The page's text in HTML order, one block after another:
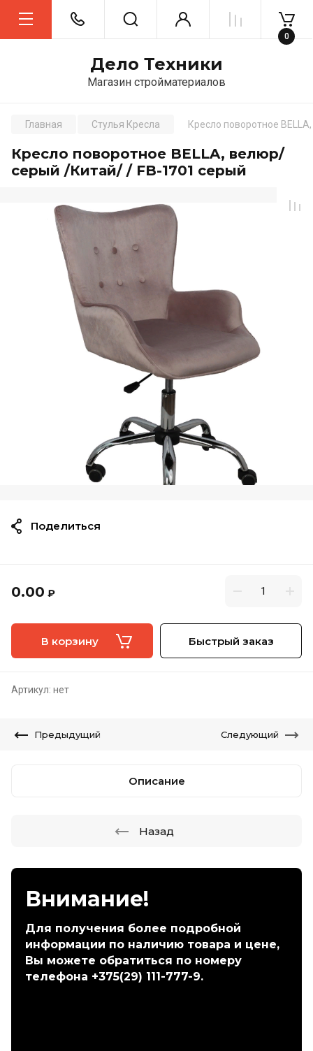
Дело Техники
Магазин стройматериалов
0
Внимание!
Для получения более подробной
информации по наличию товара и цене,
Вы можете обратиться по номеру
телефона +375(29) 111-777-9.
Главная Стулья Кресла Кресло поворотное
Кресло поворотное BELLA, велюр/
серый /Китай/ / FB-1701 серый
0.00 ₽
В корзину Быстрый заказ
Артикул: нет
Поделиться
Предыдущий Следующий
Описание
Назад